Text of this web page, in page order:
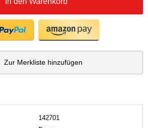
Zur Merkliste hinzufügen
142701